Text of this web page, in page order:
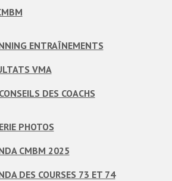
ENTRAÎNEMENTS
VMA
DES COACHS
PHOTOS
CMBM 2025
DES COURSES 73 ET 74